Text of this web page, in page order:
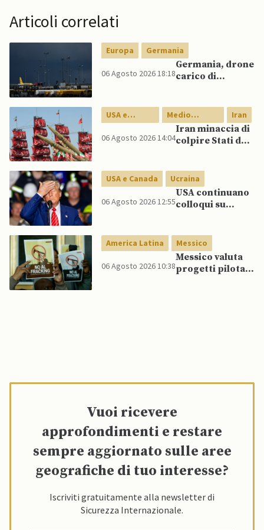
Articoli correlati
Europa Germania
06 Agosto 2026 18:18
Germania, drone
carico di
Interno:
“Potrebbe
esserci dietro un
attore statale”
USA e
Canada
Medio
Oriente
Iran
06 Agosto 2026 14:04
Iran minaccia di
colpire Stati del
USA e Canada Ucraina
06 Agosto 2026 12:55
USA continuano
colloqui su
Patriot in
Ucraina,
nonostante
dubbi di Trump,
America Latina Messico
06 Agosto 2026 10:38
Messico valuta
progetti pilota
Vuoi ricevere
approfondimenti e restare
sempre aggiornato sulle aree
geografiche di tuo interesse?
Iscriviti gratuitamente alla newsletter di
Sicurezza Internazionale.